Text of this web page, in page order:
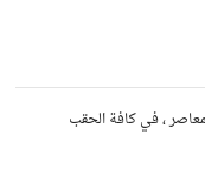
، في كافة الحقب